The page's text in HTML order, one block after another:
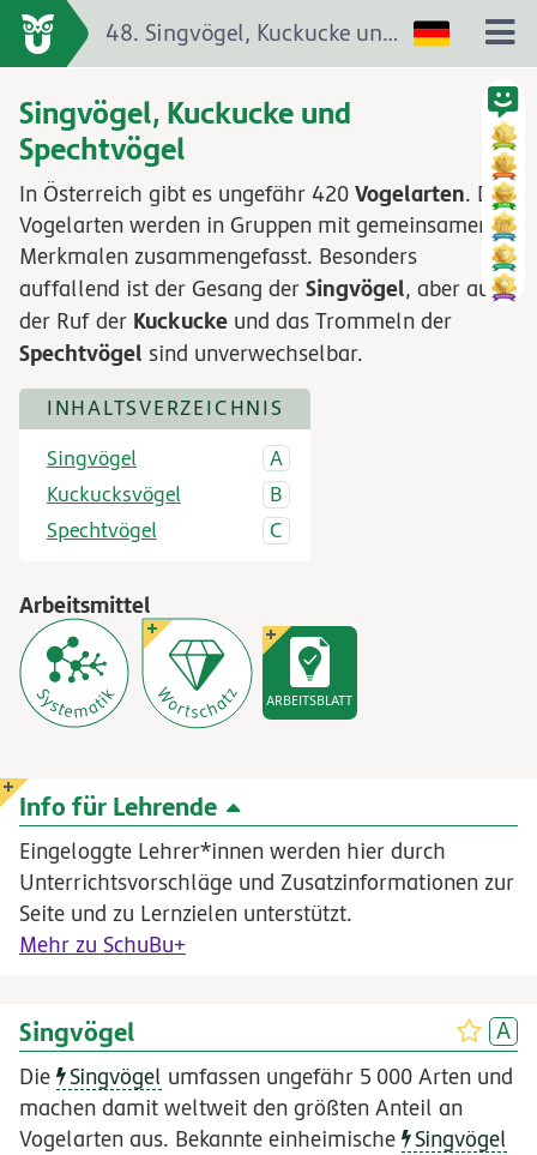
Singvögel, Kuckucke und
Spechtvögel
In Österreich gibt es ungefähr 420 Vogelarten. Die
Vogelarten werden in Gruppen mit gemeinsamen
Merkmalen zusammengefasst. Besonders
auffallend ist der Gesang der Singvögel, aber auch
der Ruf der Kuckucke und das Trommeln der
Spechtvögel sind unverwechselbar.
INHALTSVERZEICHNIS
Singvögel
Kuckucksvögel
Spechtvögel
Arbeitsmittel
ARBEITSBLATT
Info für Lehrende
Eingeloggte Lehrer*innen werden hier durch
Unterrichtsvorschläge und Zusatzinformationen zur
Seite und zu Lernzielen unterstützt.
Mehr zu SchuBu+
Singvögel
Die Singvögel umfassen ungefähr 5 000 Arten und
machen damit weltweit den größten Anteil an
Vogelarten aus. Bekannte einheimische
Singvögel
48. Singvögel, Kuckucke und Spechtvögel